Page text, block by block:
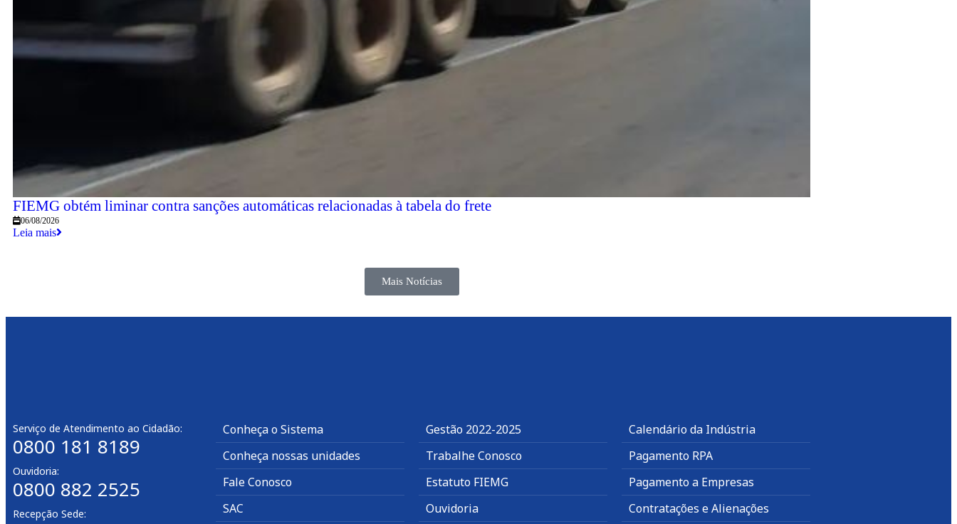
FIEMG obtém liminar contra sanções automáticas relacionadas à tabela do frete
06/08/2026
Leia mais
Mais Notícias
Serviço de Atendimento ao Cidadão:
0800 181 8189
Ouvidoria:
0800 882 2525
Recepção Sede:
Conheça o Sistema
Conheça nossas unidades
Fale Conosco
SAC
Gestão 2022-2025
Trabalhe Conosco
Estatuto FIEMG
Ouvidoria
Calendário da Indústria
Pagamento RPA
Pagamento a Empresas
Contratações e Alienações